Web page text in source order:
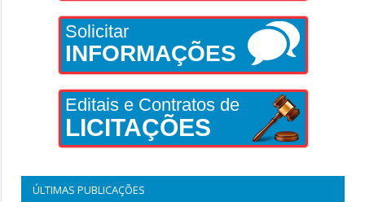
Solicitar
INFORMAÇÕES
Editais e Contratos de
LICITAÇÕES
ÚLTIMAS PUBLICAÇÕES